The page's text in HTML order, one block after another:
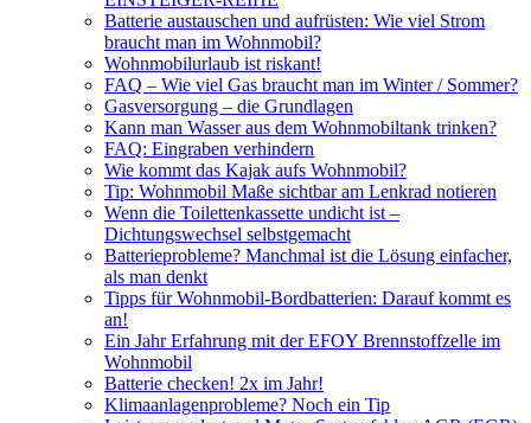
Batterie austauschen und aufrüsten: Wie viel Strom
braucht man im Wohnmobil?
Wohnmobilurlaub ist riskant!
FAQ – Wie viel Gas braucht man im Winter / Sommer?
Gasversorgung – die Grundlagen
Kann man Wasser aus dem Wohnmobiltank trinken?
FAQ: Eingraben verhindern
Wie kommt das Kajak aufs Wohnmobil?
Tip: Wohnmobil Maße sichtbar am Lenkrad notieren
Wenn die Toilettenkassette undicht ist –
Dichtungswechsel selbstgemacht
Batterieprobleme? Manchmal ist die Lösung einfacher,
als man denkt
Tipps für Wohnmobil-Bordbatterien: Darauf kommt es
an!
Ein Jahr Erfahrung mit der EFOY Brennstoffzelle im
Wohnmobil
Batterie checken! 2x im Jahr!
Klimaanlagenprobleme? Noch ein Tip